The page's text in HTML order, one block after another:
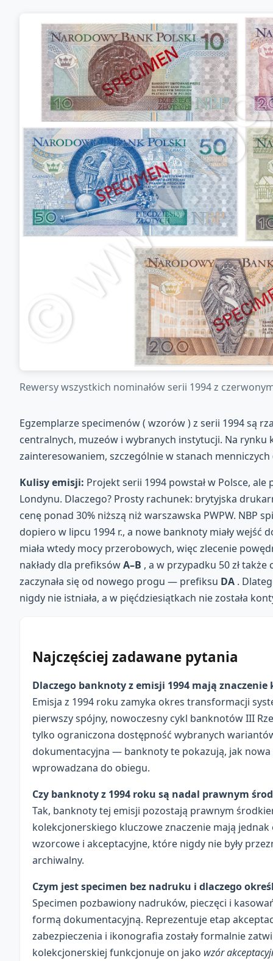
Rewersy wszystkich nominałów serii 1994 z
Egzemplarze specimenów ( wzorów ) z serii 1994 są
centralnych, muzeów i wybranych instytucji. Na rynku
zainteresowaniem, szczególnie w stanach menniczych
Kulisy emisji: Projekt serii 1994 powstał w Polsce,
Londynu. Dlaczego? Prosty rachunek: brytyjska
cenę ponad 30% niższą niż warszawska PWPW. NBP
dopiero w lipcu 1994 r., a nowe banknoty miały wejść
miała wtedy mocy przerobowych, więc zlecenie
nakłady dla prefiksówA–B , a w przypadku 50 zł także
zaczynała się od nowego progu — prefiksu DA .
nigdy nie istniała, a w pięćdziesiątkach nie została
Najczęściej zadawane pytania
Dlaczego banknoty z emisji 1994 mają znaczenie
Emisja z 1994 roku zamyka okres transformacji
pierwszy spójny, nowoczesny cykl banknotów III
tylko ograniczona dostępność wybranych
dokumentacyjna — banknoty te pokazują, jak
wprowadzana do obiegu.
Czy banknoty z 1994 roku są nadal prawnym
Tak, banknoty tej emisji pozostają prawnym
kolekcjonerskiego kluczowe znaczenie mają
wzorcowe i akceptacyjne, które nigdy nie były
archiwalny.
Czym jest specimen bez nadruku i dlaczego
Specimen pozbawiony nadruków, pieczęci i
formą dokumentacyjną. Reprezentuje etap
zabezpieczenia i ikonografia zostały formalnie
kolekcjonerskiej funkcjonuje on jako wzór